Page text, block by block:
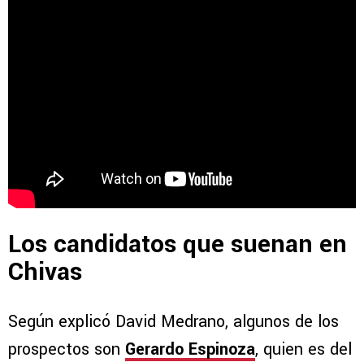
Los candidatos que suenan en
Chivas
Según explicó David Medrano, algunos de los
prospectos son Gerardo Espinoza, quien es del